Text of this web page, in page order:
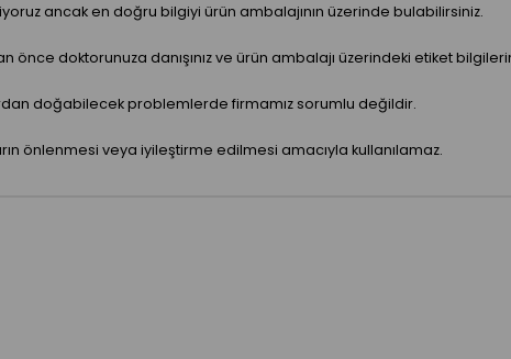
ancak en doğru bilgiyi ürün ambalajının üzerinde bulabilirsiniz.
doktorunuza danışınız ve ürün ambalajı üzerindeki etiket
doğabilecek problemlerde firmamız sorumlu değildir.
önlenmesi veya iyileştirme edilmesi amacıyla kullanılamaz.